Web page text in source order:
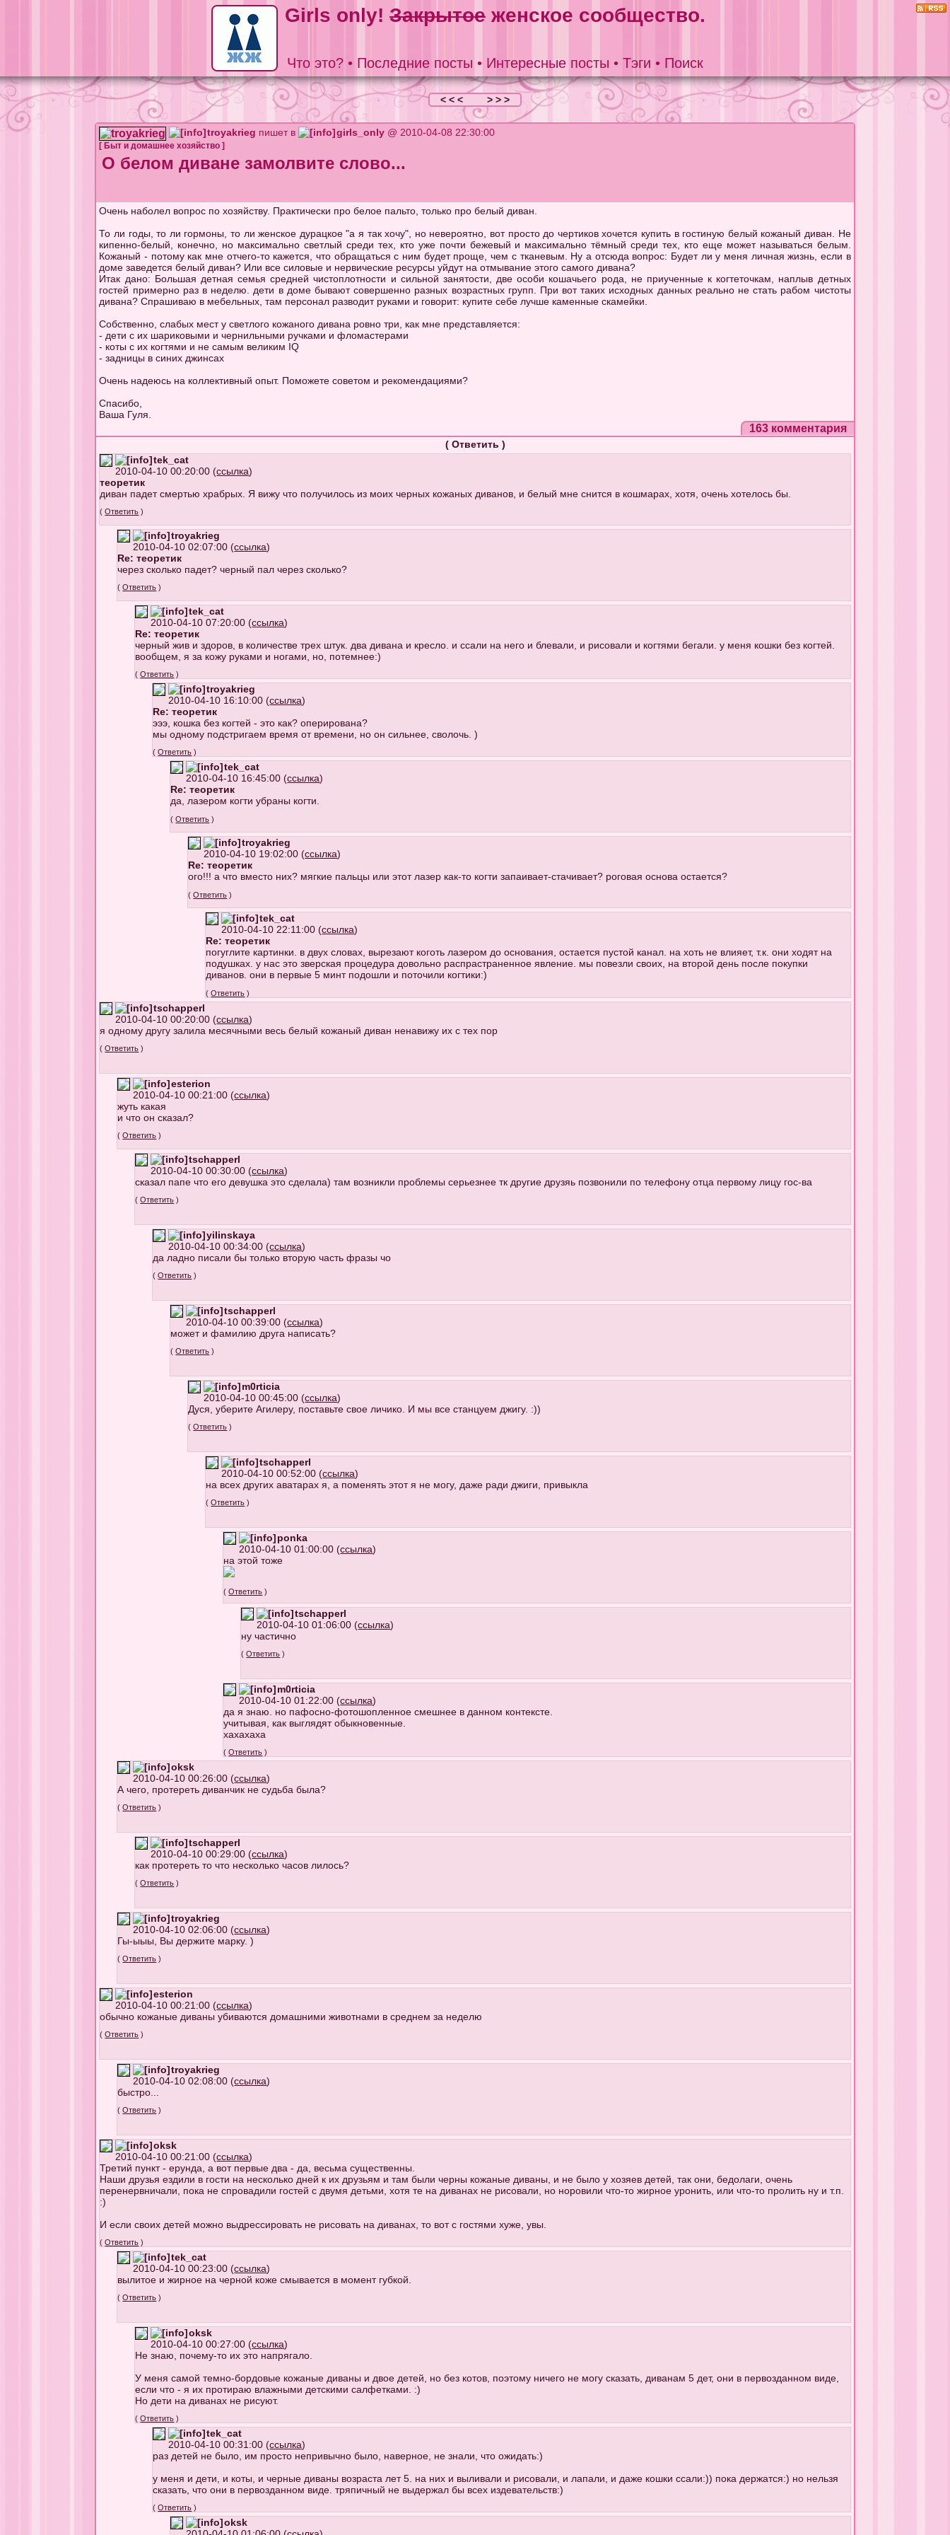
Girls only! Закрытое женское сообщество.
Что это? • Последние посты • Интересные посты • Тэги • Поиск
< < < > > >
troyakrieg пишет в girls_only @ 2010-04-08 22:30:00
[ Быт и домашнее хозяйство ]
О белом диване замолвите слово...
Очень наболел вопрос по хозяйству. Практически про белое пальто, только про белый диван.
То ли годы, то ли гормоны, то ли женское дурацкое "а я так хочу", но невероятно, вот просто до чертиков хочется купить в гостиную белый кожаный диван. Не
кипенно-белый, конечно, но максимально светлый среди тех, кто уже почти бежевый и максимально тёмный среди тех, кто еще может называться белым.
Кожаный - потому как мне отчего-то кажется, что обращаться с ним будет проще, чем с тканевым. Ну а отсюда вопрос: Будет ли у меня личная жизнь, если в
доме заведется белый диван? Или все силовые и нервические ресурсы уйдут на отмывание этого самого дивана?
Итак дано: Большая детная семья средней чистоплотности и сильной занятости, две особи кошачьего рода, не приученные к когтеточкам, наплыв детных
гостей примерно раз в неделю. дети в доме бывают совершенно разных возрастных групп. При вот таких исходных данных реально не стать рабом чистоты
дивана? Спрашиваю в мебельных, там персонал разводит руками и говорит: купите себе лучше каменные скамейки.
Собственно, слабых мест у светлого кожаного дивана ровно три, как мне представляется:
- дети с их шариковыми и чернильными ручками и фломастерами
- коты с их когтями и не самым великим IQ
- задницы в синих джинсах
Очень надеюсь на коллективный опыт. Поможете советом и рекомендациями?
Спасибо,
Ваша Гуля.
163 комментария
( Ответить )
tek_cat
2010-04-10 00:20:00 (ссылка)
теоретик
диван падет смертью храбрых. Я вижу что получилось из моих черных кожаных диванов, и белый мне снится в кошмарах, хотя, очень хотелось бы.
(Ответить )
troyakrieg
2010-04-10 02:07:00 (ссылка)
Re: теоретик
через сколько падет? черный пал через сколько?
(Ответить )
tek_cat
2010-04-10 07:20:00 (ссылка)
Re: теоретик
черный жив и здоров, в количестве трех штук. два дивана и кресло. и ссали на него и блевали, и рисовали и когтями бегали. у меня кошки без когтей.
вообщем, я за кожу руками и ногами, но, потемнее:)
(Ответить )
troyakrieg
2010-04-10 16:10:00 (ссылка)
Re: теоретик
эээ, кошка без когтей - это как? оперирована?
мы одному подстригаем время от времени, но он сильнее, сволочь. )
(Ответить )
tek_cat
2010-04-10 16:45:00 (ссылка)
Re: теоретик
да, лазером когти убраны когти.
(Ответить )
troyakrieg
2010-04-10 19:02:00 (ссылка)
Re: теоретик
ого!!! а что вместо них? мягкие пальцы или этот лазер как-то когти запаивает-стачивает? роговая основа остается?
(Ответить )
tek_cat
2010-04-10 22:11:00 (ссылка)
Re: теоретик
погуглите картинки. в двух словах, вырезают коготь лазером до основания, остается пустой канал. на хоть не влияет, т.к. они ходят на
подушках. у нас это зверская процедура довольно распрастраненное явление. мы повезли своих, на второй день после покупки
диванов. они в первые 5 минт подошли и поточили когтики:)
(Ответить )
tschapperl
2010-04-10 00:20:00 (ссылка)
я одному другу залила месячными весь белый кожаный диван ненавижу их с тех пор
(Ответить )
esterion
2010-04-10 00:21:00 (ссылка)
жуть какая
и что он сказал?
(Ответить )
tschapperl
2010-04-10 00:30:00 (ссылка)
сказал папе что его девушка это сделала) там возникли проблемы серьезнее тк другие друзяь позвонили по телефону отца первому лицу гос-ва
(Ответить )
yilinskaya
2010-04-10 00:34:00 (ссылка)
да ладно писали бы только вторую часть фразы чо
(Ответить )
tschapperl
2010-04-10 00:39:00 (ссылка)
может и фамилию друга написать?
(Ответить )
m0rticia
2010-04-10 00:45:00 (ссылка)
Дуся, уберите Агилеру, поставьте свое личико. И мы все станцуем джигу. :))
(Ответить )
tschapperl
2010-04-10 00:52:00 (ссылка)
на всех других аватарах я, а поменять этот я не могу, даже ради джиги, привыкла
(Ответить )
ponka
2010-04-10 01:00:00 (ссылка)
на этой тоже
(Ответить )
tschapperl
2010-04-10 01:06:00 (ссылка)
ну частично
(Ответить )
m0rticia
2010-04-10 01:22:00 (ссылка)
да я знаю. но пафосно-фотошопленное смешнее в данном контексте.
учитывая, как выглядят обыкновенные.
хахахаха
(Ответить )
oksk
2010-04-10 00:26:00 (ссылка)
А чего, протереть диванчик не судьба была?
(Ответить )
tschapperl
2010-04-10 00:29:00 (ссылка)
как протереть то что несколько часов лилось?
(Ответить )
troyakrieg
2010-04-10 02:06:00 (ссылка)
Гы-ыыы, Вы держите марку. )
(Ответить )
esterion
2010-04-10 00:21:00 (ссылка)
обычно кожаные диваны убиваются домашними животнами в среднем за неделю
(Ответить )
troyakrieg
2010-04-10 02:08:00 (ссылка)
быстро...
(Ответить )
oksk
2010-04-10 00:21:00 (ссылка)
Третий пункт - ерунда, а вот первые два - да, весьма существенны.
Наши друзья ездили в гости на несколько дней к их друзьям и там были черны кожаные диваны, и не было у хозяев детей, так они, бедолаги, очень
перенервничали, пока не спровадили гостей с двумя детьми, хотя те на диванах не рисовали, но норовили что-то жирное уронить, или что-то пролить ну и т.п.
:)
И если своих детей можно выдрессировать не рисовать на диванах, то вот с гостями хуже, увы.
(Ответить )
tek_cat
2010-04-10 00:23:00 (ссылка)
вылитое и жирное на черной коже смывается в момент губкой.
(Ответить )
oksk
2010-04-10 00:27:00 (ссылка)
Не знаю, почему-то их это напрягало.
У меня самой темно-бордовые кожаные диваны и двое детей, но без котов, поэтому ничего не могу сказать, диванам 5 дет, они в первозданном виде,
если что - я их протираю влажными детскими салфетками. :)
Но дети на диванах не рисуют.
(Ответить )
tek_cat
2010-04-10 00:31:00 (ссылка)
раз детей не было, им просто непривычно было, наверное, не знали, что ожидать:)
у меня и дети, и коты, и черные диваны возраста лет 5. на них и выливали и рисовали, и лапали, и даже кошки ссали:)) пока держатся:) но нельзя
сказать, что они в первозданном виде. тряпичный не выдержал бы всех издевательств:)
(Ответить )
oksk